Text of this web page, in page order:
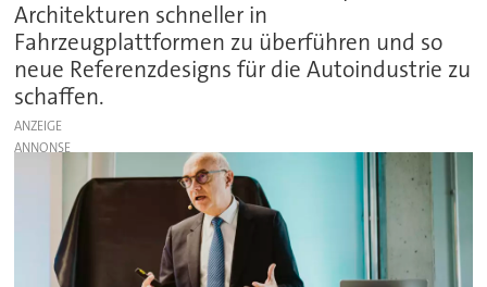
Architekturen schneller in
Fahrzeugplattformen zu überführen und so
neue Referenzdesigns für die Autoindustrie zu
schaffen.
ANZEIGE